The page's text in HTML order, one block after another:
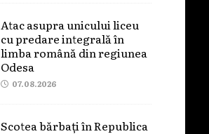
Atac asupra unicului liceu
cu predare integrală în
limba română din regiunea
Odesa
07.08.2026
Scotea bărbați în Republica